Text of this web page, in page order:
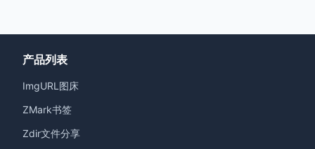
产品列表
ImgURL图床
ZMark书签
Zdir文件分享